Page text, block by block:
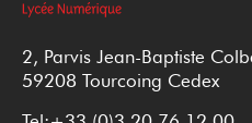
2, Parvis Jean-Baptiste
59208 Tourcoing Cedex